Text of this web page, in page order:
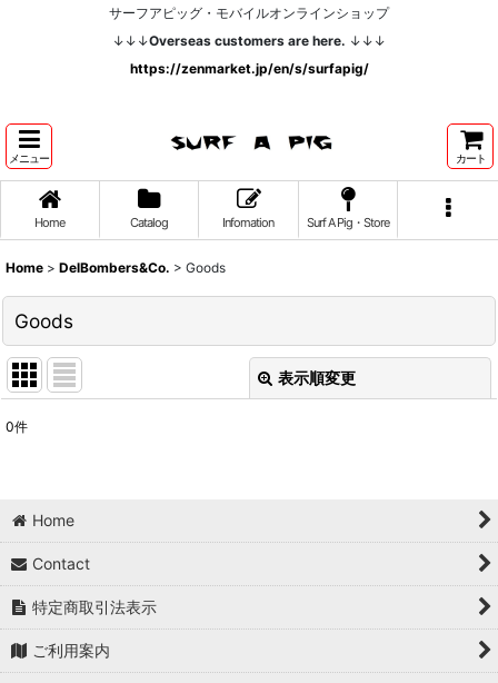
サーフアピッグ・モバイルオンラインショップ
↓↓↓Overseas customers are here. ↓↓↓
https://zenmarket.jp/en/s/surfapig/
メニュー カート
Home Catalog Infomation Surf A Pig・Store
Home > DelBombers&Co. > Goods
Goods
表示順変更
0件
Home
Contact
特定商取引法表示
ご利用案内